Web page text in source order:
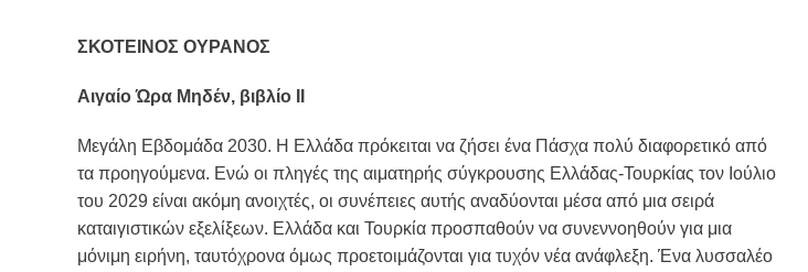
ΣΚΟΤΕΙΝΟΣ ΟΥΡΑΝΟΣ
Αιγαίο Ώρα Μηδέν, βιβλίο ΙΙ
Μεγάλη Εβδομάδα 2030. Η Ελλάδα πρόκειται να ζήσει ένα Πάσχα πολύ διαφορετικό από
τα προηγούμενα. Ενώ οι πληγές της αιματηρής σύγκρουσης Ελλάδας-Τουρκίας τον Ιούλιο
του 2029 είναι ακόμη ανοιχτές, οι συνέπειες αυτής αναδύονται μέσα από μια σειρά
καταιγιστικών εξελίξεων. Ελλάδα και Τουρκία προσπαθούν να συνεννοηθούν για μια
μόνιμη ειρήνη, ταυτόχρονα όμως προετοιμάζονται για τυχόν νέα ανάφλεξη. Ένα λυσσαλέο